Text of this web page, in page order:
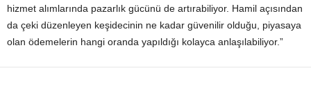
hizmet alımlarında pazarlık gücünü de artırabiliyor. Hamil açısından
da çeki düzenleyen keşidecinin ne kadar güvenilir olduğu, piyasaya
olan ödemelerin hangi oranda yapıldığı kolayca anlaşılabiliyor.”